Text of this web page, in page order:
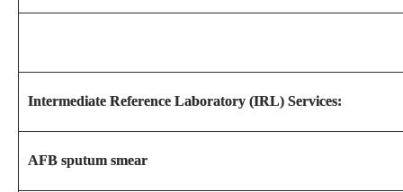
Intermediate Reference Laboratory (IRL) Services:
AFB sputum smear